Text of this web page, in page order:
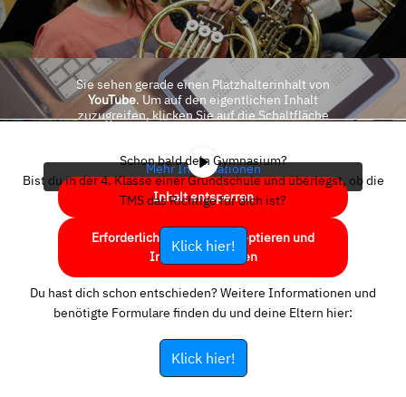
Sie sehen gerade einen Platzhalterinhalt von
YouTube. Um auf den eigentlichen Inhalt
zuzugreifen, klicken Sie auf die Schaltfläche
Mehr Informationen
Inhalt entsperren
Erforderlichen Service akzeptieren und
Inhalte entsperren
Schon bald dein Gymnasium?
Bist du in der 4. Klasse einer Grundschule und überlegst, ob die
TMS das Richtige für dich ist?
Klick hier!
Du hast dich schon entschieden? Weitere Informationen und
benötigte Formulare finden du und deine Eltern hier:
Klick hier!